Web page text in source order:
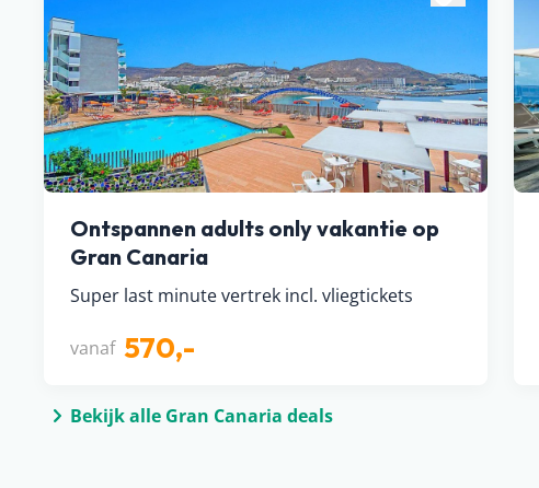
Ontspannen adults only vakantie op
Gran Canaria
Super last minute vertrek incl. vliegtickets
vanaf 570,-
Bekijk alle Gran Canaria deals